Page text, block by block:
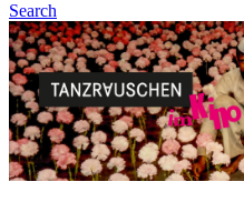
Search